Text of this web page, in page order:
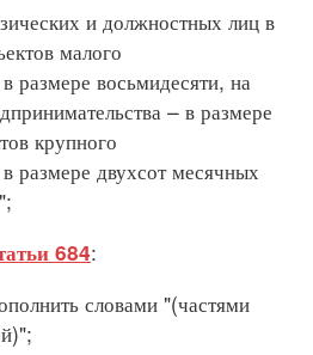
и должностных лиц в
малого
размере восьмидесяти, на
– в размере
крупного
размере двухсот месячных
684:
словами "(частями